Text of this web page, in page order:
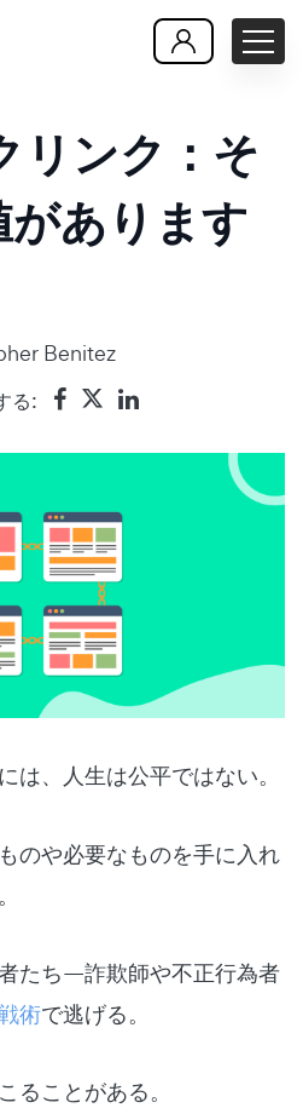
リンク：そ
あります
Benitez
る:
は、人生は公平ではない。
のや必要なものを手に入れ
たち—詐欺師や不正行為者
術で逃げる。
ることがある。